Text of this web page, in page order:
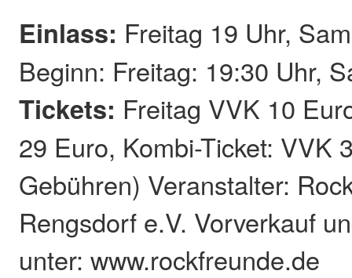
Einlass: Freitag 19 Uhr,
Beginn: Freitag: 19:30 Uhr,
Tickets: Freitag VVK 10
29 Euro, Kombi-Ticket: VVK
Gebühren) Veranstalter:
Rengsdorf e.V. Vorverkauf
unter: www.rockfreunde.de